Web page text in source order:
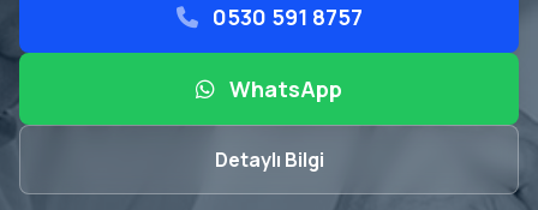
0530 591 8757
WhatsApp
Detaylı Bilgi